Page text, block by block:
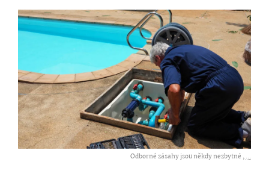
Odborné zásahy jsou někdy nezbytné ,...